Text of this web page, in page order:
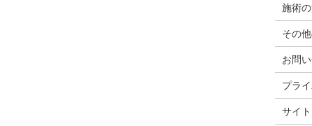
施術
その
お問
プラ
サイ